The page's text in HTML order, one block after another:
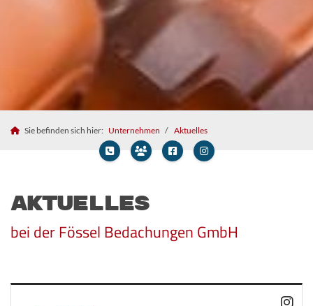
Sie befinden sich hier: Unternehmen Aktuelles
Aktuelles
bei der Fössel Bedachungen GmbH